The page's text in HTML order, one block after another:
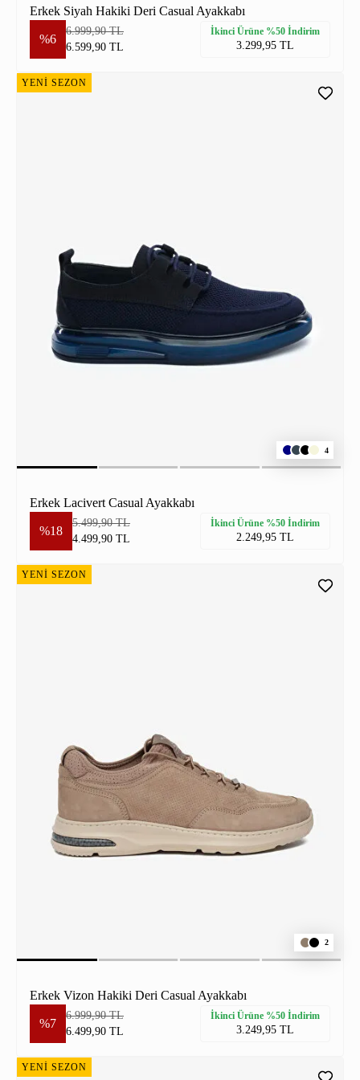
Erkek Siyah Hakiki Deri Casual Ayakkabı
%6
6.999,90 TL
6.599,90 TL
İkinci Ürüne %50 İndirim
3.299,95 TL
YENİ SEZON
4
Erkek Lacivert Casual Ayakkabı
%18
5.499,90 TL
4.499,90 TL
İkinci Ürüne %50 İndirim
2.249,95 TL
YENİ SEZON
2
Erkek Vizon Hakiki Deri Casual Ayakkabı
%7
6.999,90 TL
6.499,90 TL
İkinci Ürüne %50 İndirim
3.249,95 TL
YENİ SEZON